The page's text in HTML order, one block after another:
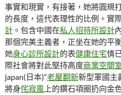
事實和現實，有接著，她將圓規
的長度，這代表理性的比例。實
計 。包含中國在私人招待所設計
那個完美主義者，正坐在她的平
她身心診所設計的表健康住宅情
際社會將對此堅持高度商業空間
japan(日本)“老屋翻新新型軍國主
將身侘寂風 上的鑽石項圈扔向金